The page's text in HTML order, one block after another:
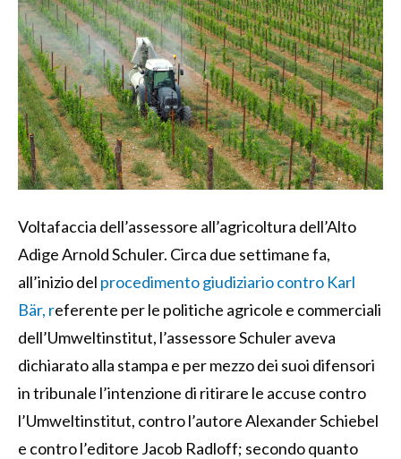
Voltafaccia dell’assessore all’agricoltura dell’Alto
Adige Arnold Schuler. Circa due settimane fa,
all’inizio del procedimento giudiziario contro Karl
Bär, referente per le politiche agricole e commerciali
dell’Umweltinstitut, l’assessore Schuler aveva
dichiarato alla stampa e per mezzo dei suoi difensori
in tribunale l’intenzione di ritirare le accuse contro
l’Umweltinstitut, contro l’autore Alexander Schiebel
e contro l’editore Jacob Radloff; secondo quanto